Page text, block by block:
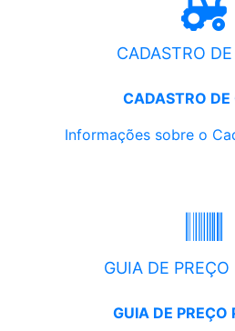
CADASTRO
CADASTRO DE
Informações sobre o
GUIA DE
GUIA DE PREÇO